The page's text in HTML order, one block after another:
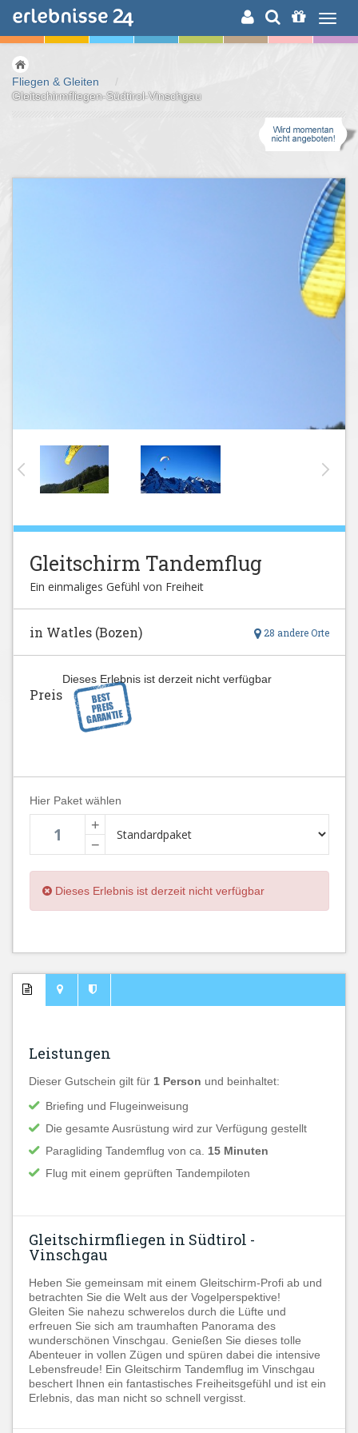
ERLEBNISSUCHE
Fliegen & Gleiten
/
Gleitschirmfliegen-Südtirol-Vinschgau
Gleitschirm Tandemflug
Ein einmaliges Gefühl von Freiheit
28 andere Orte
in Watles (Bozen)
Dieses Erlebnis ist derzeit nicht verfügbar
Preis
Hier Paket wählen
+
−
Dieses Erlebnis ist derzeit nicht verfügbar
Leistungen
Dieser Gutschein gilt für 1 Person und beinhaltet:
Briefing und Flugeinweisung
Die gesamte Ausrüstung wird zur Verfügung gestellt
Paragliding Tandemflug von ca. 15 Minuten
Flug mit einem geprüften Tandempiloten
Gleitschirmfliegen in Südtirol -
Vinschgau
Heben Sie gemeinsam mit einem Gleitschirm-Profi ab und
betrachten Sie die Welt aus der Vogelperspektive!
Gleiten Sie nahezu schwerelos durch die Lüfte und
erfreuen Sie sich am traumhaften Panorama des
wunderschönen Vinschgau. Genießen Sie dieses tolle
Abenteuer in vollen Zügen und spüren dabei die intensive
Lebensfreude! Ein Gleitschirm Tandemflug im Vinschgau
beschert Ihnen ein fantastisches Freiheitsgefühl und ist ein
Erlebnis, das man nicht so schnell vergisst.